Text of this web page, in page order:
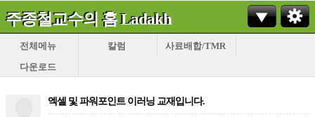
주종철교수의 홈 Ladakh
전체메뉴 칼럼
사료배합/TMR
다운로드
엑셀 및 파워포인트 이러닝 교재입니다.